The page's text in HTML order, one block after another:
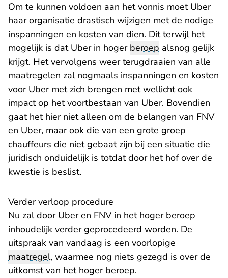
Om te kunnen voldoen aan het vonnis moet Uber
haar organisatie drastisch wijzigen met de nodige
inspanningen en kosten van dien. Dit terwijl het
mogelijk is dat Uber in hogerberoep alsnog gelijk
krijgt. Het vervolgens weer terugdraaien van alle
maatregelen zal nogmaals inspanningen en kosten
voor Uber met zich brengen met wellicht ook
impact op het voortbestaan van Uber. Bovendien
gaat het hier niet alleen om de belangen van FNV
en Uber, maar ook die van een grote groep
chauffeurs die niet gebaat zijn bij een situatie die
juridisch onduidelijk is totdat door het hof over de
kwestie is beslist.
Verder verloop procedure
Nu zal door Uber en FNV in het hoger beroep
inhoudelijk verder geprocedeerd worden. De
uitspraak van vandaag is een voorlopige
maatregel, waarmee nog niets gezegd is over de
uitkomst van het hoger beroep.